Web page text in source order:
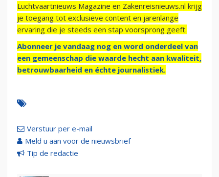
Luchtvaartnieuws Magazine en Zakenreisnieuws.nl krijg
je toegang tot exclusieve content en jarenlange
ervaring die je steeds een stap voorsprong geeft.
Abonneer je vandaag nog en word onderdeel van
een gemeenschap die waarde hecht aan kwaliteit,
betrouwbaarheid en échte journalistiek.
Verstuur per e-mail
Meld u aan voor de nieuwsbrief
Tip de redactie